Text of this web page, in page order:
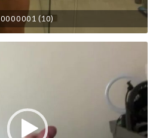
0000001 (10)